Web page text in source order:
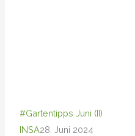
#Gartentipps Juni (II)
INSA28. Juni 2024